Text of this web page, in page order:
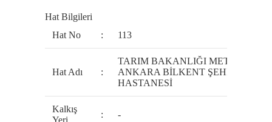
Hat Bilgileri
Hat No
: 113
Hat Adı :
TARIM BAKANLIĞI METRO-
ANKARA BİLKENT ŞEHİR
HASTANESİ
Kalkış
Yeri
: -